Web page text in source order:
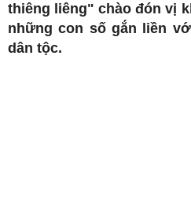
thiêng liêng" chào đón vị
những con số gắn liền
dân tộc.